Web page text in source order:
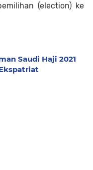
(election) ke
Saudi Haji 2021